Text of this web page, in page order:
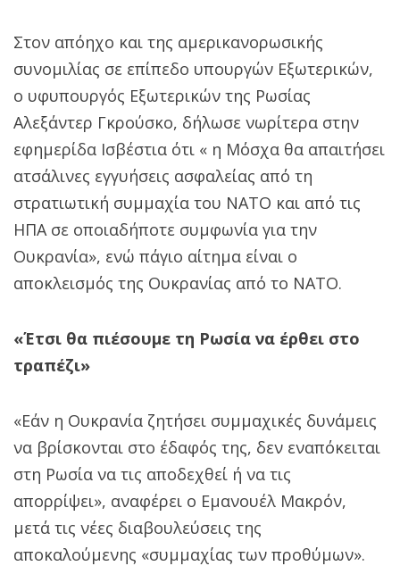
Στον απόηχο και της αμερικανορωσικής
συνομιλίας σε επίπεδο υπουργών Εξωτερικών,
ο υφυπουργός Εξωτερικών της Ρωσίας
Αλεξάντερ Γκρούσκο, δήλωσε νωρίτερα στην
εφημερίδα Ισβέστια ότι « η Μόσχα θα απαιτήσει
ατσάλινες εγγυήσεις ασφαλείας από τη
στρατιωτική συμμαχία του ΝΑΤΟ και από τις
ΗΠΑ σε οποιαδήποτε συμφωνία για την
Ουκρανία», ενώ πάγιο αίτημα είναι ο
αποκλεισμός της Ουκρανίας από το ΝΑΤΟ.
«Έτσι θα πιέσουμε τη Ρωσία να έρθει στο
τραπέζι»
«Εάν η Ουκρανία ζητήσει συμμαχικές δυνάμεις
να βρίσκονται στο έδαφός της, δεν εναπόκειται
στη Ρωσία να τις αποδεχθεί ή να τις
απορρίψει», αναφέρει ο Εμανουέλ Μακρόν,
μετά τις νέες διαβουλεύσεις της
αποκαλούμενης «συμμαχίας των προθύμων».